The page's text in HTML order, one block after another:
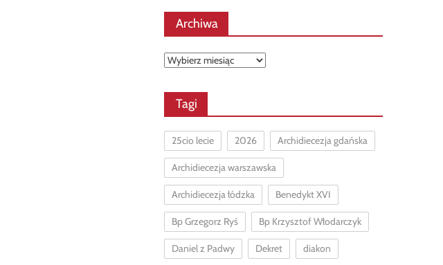
Archiwa
Archiwa
Tagi
25cio lecie 2026 Archidiecezja gdańska
Archidiecezja warszawska
Archidiecezja łódzka Benedykt XVI
Bp Grzegorz Ryś Bp Krzysztof Włodarczyk
Daniel z Padwy Dekret diakon